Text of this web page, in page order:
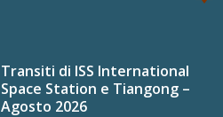
Transiti di ISS International
Space Station e Tiangong –
Agosto 2026